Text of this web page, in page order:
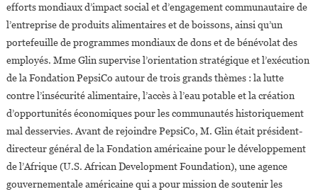
efforts mondiaux d’impact social et d’engagement communautaire de
l’entreprise de produits alimentaires et de boissons, ainsi qu’un
portefeuille de programmes mondiaux de dons et de bénévolat des
employés. Mme Glin supervise l’orientation stratégique et l’exécution
de la Fondation PepsiCo autour de trois grands thèmes : la lutte
contre l’insécurité alimentaire, l’accès à l’eau potable et la création
d’opportunités économiques pour les communautés historiquement
mal desservies. Avant de rejoindre PepsiCo, M. Glin était président-
directeur général de la Fondation américaine pour le développement
de l’Afrique (U.S. African Development Foundation), une agence
gouvernementale américaine qui a pour mission de soutenir les